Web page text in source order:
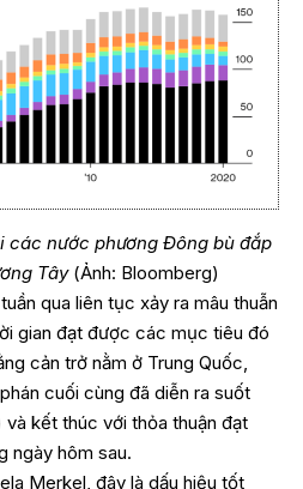
các nước phương Đông bù đắp
Tây(Ảnh: Bloomberg)
qua liên tục xảy ra mâu thuẫn
gian đạt được các mục tiêu đó
cản trở nằm ở Trung Quốc,
cuối cùng đã diễn ra suốt
kết thúc với thỏa thuận đạt
ngày hôm sau.
Merkel, đây là dấu hiệu tốt